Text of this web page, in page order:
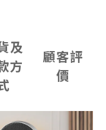
及
方
顧客評
價